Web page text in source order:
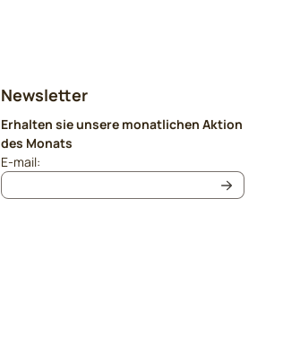
Newsletter
Erhalten sie unsere monatlichen Aktion
des Monats
E-mail:Geben Sie Ihre E-Mail-Adresse für den